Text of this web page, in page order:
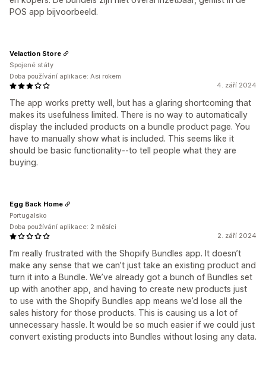
POS app bijvoorbeeld.
4. září 2024
The app works pretty well, but has a glaring shortcoming that
makes its usefulness limited. There is no way to automatically
display the included products on a bundle product page. You
have to manually show what is included. This seems like it
should be basic functionality--to tell people what they are
buying.
Velaction Store
Spojené státy
Doba používání aplikace: Asi rokem
2. září 2024
I’m really frustrated with the Shopify Bundles app. It doesn’t
make any sense that we can’t just take an existing product and
turn it into a Bundle. We’ve already got a bunch of Bundles set
up with another app, and having to create new products just
to use with the Shopify Bundles app means we’d lose all the
sales history for those products. This is causing us a lot of
unnecessary hassle. It would be so much easier if we could just
convert existing products into Bundles without losing any data.
Egg Back Home
Portugalsko
Doba používání aplikace: 2 měsíci